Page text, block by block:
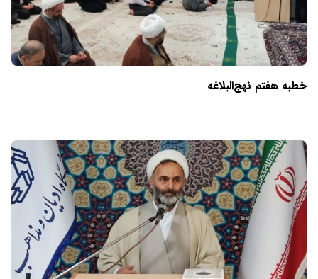
خطبه هفتم نهج‌البلاغه